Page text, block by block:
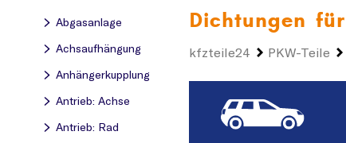
Abgasanlage
Achsaufhängung
Anhängerkupplung
Antrieb: Achse
Antrieb: Rad
Dichtungen
kfzteile24 PKW-Teile